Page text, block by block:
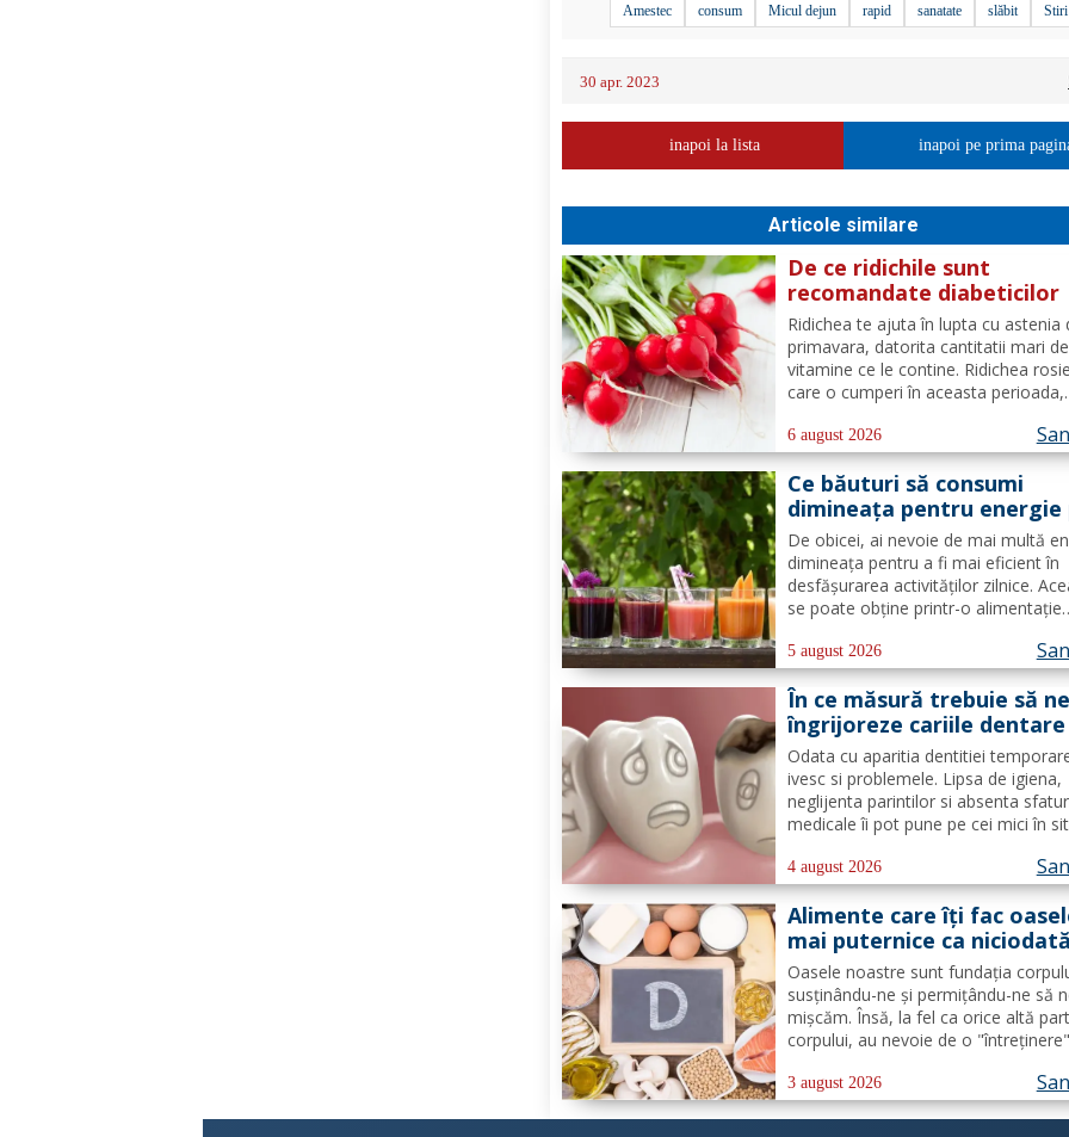
Amestec consum Micul dejun rapid sanatate slăbit Stiri
30 apr. 2023
inapoi la lista inapoi pe prima
Articole similare
De ce ridichile sunt
recomandate diabeticilor
Ridichea te ajuta în lupta cu astenia
primavara, datorita cantitatii mari de
vitamine ce le contine. Ridichea
care o cumperi în aceasta perioada,
proportie de 25%, vitamina B, acid
potasiu, magneziu si multe alte
componente ce-ti sunt de...
6 august 2026
Ce băuturi să consumi
dimineața pentru energie
tot parcursul zilei?
De obicei, ai nevoie de mai multă
dimineața pentru a fi mai eficient în
desfășurarea activităților zilnice.
se poate obține printr-o alimentație
Citește despre băuturile care pot
energie dimineața. În general,
aleg să bea cafea...
5 august 2026
În ce măsură trebuie să ne
îngrijoreze cariile dentare
copii
Odata cu aparitia dentitiei
ivesc si problemele. Lipsa de igiena,
neglijenta parintilor si absenta
medicale îi pot pune pe cei mici în
de lapte se pot caria asemenea
permanenti, diferenta mare este ca
structura...
4 august 2026
Alimente care îți fac
mai puternice ca niciodată
Oasele noastre sunt fundația
susținându-ne și permițându-ne să
mișcăm. Însă, la fel ca orice altă
corpului, au nevoie de o "întreținere"
sănătoase de-a lungul vieții. Din
nu ai nevoie de poțiuni magice, ci de
3 august 2026